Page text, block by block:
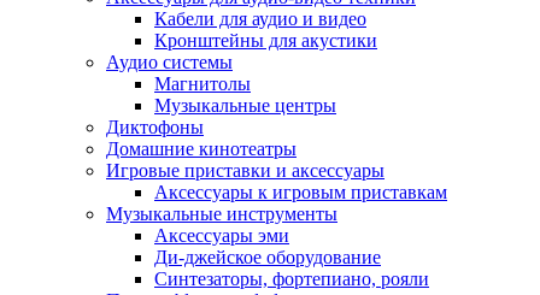
Фоторамки
Аксессуары
Для воздухоочистителей и
Для вытяжек
Для климатической техники
Для кофейного оборудования
Для крупной бытовой техники
Для кухонной техники
Для медицинского оборудования
Для микроволновок
Для пылесосов
Для техники по уходу за одеждой
Для техники по уходу за собой
Кабели для аудио и видео
Кронштейны для акустики
Аудио системы
Магнитолы
Музыкальные центры
Диктофоны
Домашние кинотеатры
Игровые приставки и аксессуары
Аксессуары к игровым приставкам
Музыкальные инструменты
Аксессуары эми
Ди-джейское оборудование
Синтезаторы, фортепиано, рояли